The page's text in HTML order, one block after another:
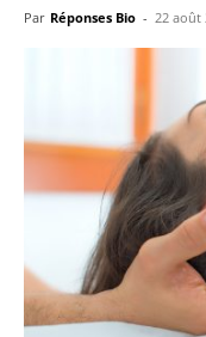
Par Réponses Bio - 22 août